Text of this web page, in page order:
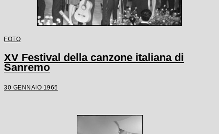
FOTO
XV Festival della canzone italiana di
Sanremo
30 GENNAIO 1965